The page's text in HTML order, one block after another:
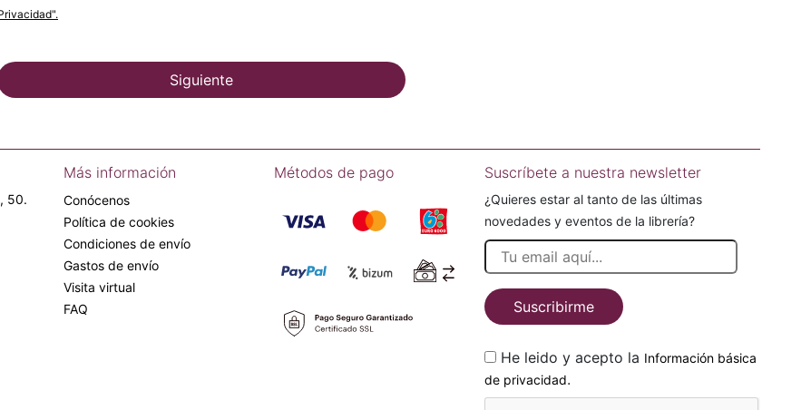
Siguiente
50.
Más información
Conócenos
Política de cookies
Condiciones de envío
Gastos de envío
Visita virtual
FAQ
Métodos de pago Suscríbete a nuestra newsletter
¿Quieres estar al tanto de las últimas
novedades y eventos de la librería?
Suscribirme
He leido y acepto la Información básica
de privacidad.